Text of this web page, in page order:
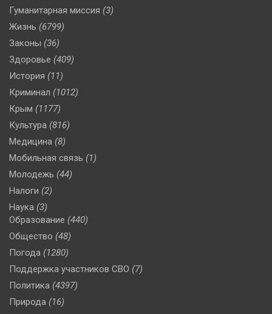
Гуманитарная миссия (3)
Жизнь (6799)
Законы (36)
Здоровье (409)
История (11)
Криминал (1012)
Крым (1177)
Культура (816)
Медицина (8)
Мобильная связь (1)
Молодежь (44)
Налоги (2)
Наука (3)
Образование (440)
Общество (48)
Погода (1280)
Поддержка участников СВО (7)
Политика (4397)
Природа (16)